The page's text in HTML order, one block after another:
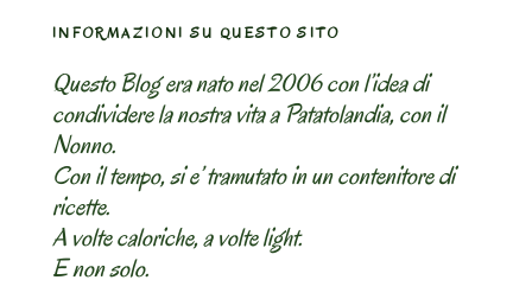
–
Petto
di
pollo
Siam”
INFORMAZIONI SU QUESTO SITO
Questo Blog era nato nel 2006 con l’idea di
condividere la nostra vita a Patatolandia, con il
Nonno.
Con il tempo, si e’ tramutato in un contenitore di
ricette.
A volte caloriche, a volte light.
E non solo.